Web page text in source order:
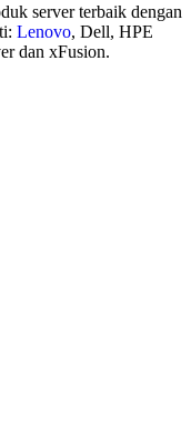
server terbaik dengan
Lenovo, Dell, HPE
dan xFusion.